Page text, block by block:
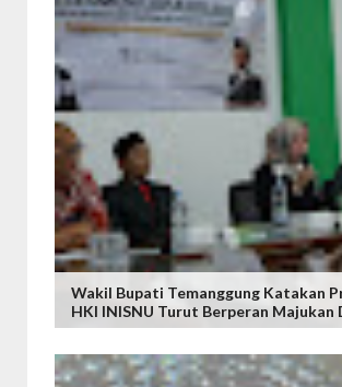
Wakil Bupati Temanggung Katakan
HKI INISNU Turut Berperan Majukan